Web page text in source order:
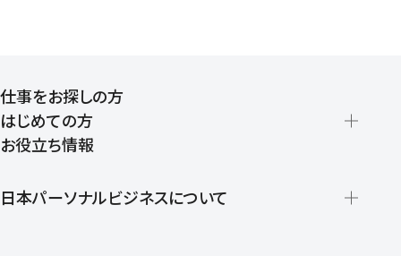
仕事をお探しの方
はじめての方
登録から就業開始までの流れ
お役立ち情報
日本パーソナルビジネスについて